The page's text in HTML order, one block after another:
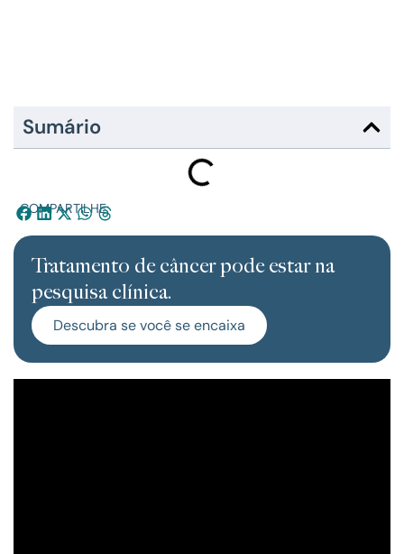
Sumário
COMPARTILHE:
Tratamento de câncer pode estar na
pesquisa clínica.
Descubra se você se encaixa